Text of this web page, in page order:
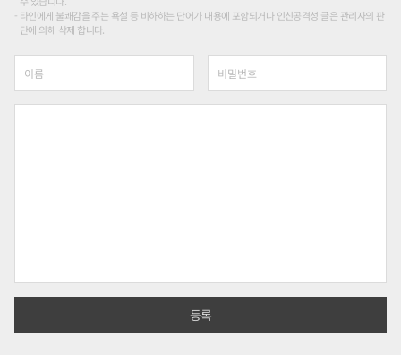
타인에게 불쾌감을 주는 욕설 등 비하하는 단어가 내용에 포함되거나 인신공격성 글은 관리자의 판
단에 의해 삭제 합니다.